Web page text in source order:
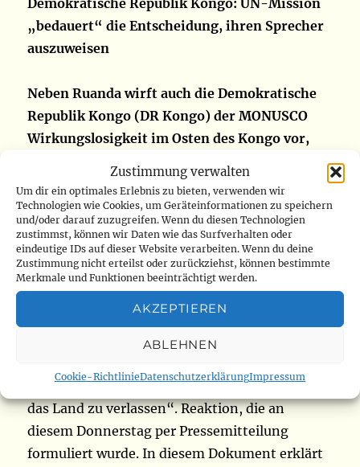
Zustimmung verwalten
Um dir ein optimales Erlebnis zu bieten, verwenden wir
Technologien wie Cookies, um Geräteinformationen zu speichern
und/oder darauf zuzugreifen. Wenn du diesen Technologien
zustimmst, können wir Daten wie das Surfverhalten oder
eindeutige IDs auf dieser Website verarbeiten. Wenn du deine
Zustimmung nicht erteilst oder zurückziehst, können bestimmte
Merkmale und Funktionen beeinträchtigt werden.
AKZEPTIEREN
ABLEHNEN
Cookie-RichtlinieDatenschutzerklärungImpressum
Demokratische Republik Kongo: UN-Mission
„bedauert“ die Entscheidung, ihren Sprecher
auszuweisen
Neben Ruanda wirft auch die Demokratische
Republik Kongo (DR Kongo) der MONUSCO
Wirkungslosigkeit im Osten des Kongo vor,
Spannungen, die mit der Bekanntgabe der
Entscheidung zur Ausweisung des Sprechers
der UN-Mission gipfelten. Die Vereinten
Nationen drückten an diesem Donnerstag, den
4. August, ihr „Bedauern“ über diese
Entscheidung aus.
Die UN „nimmt die Entscheidung der
einen Mitarbeiter ihres Personals aufzufordern,
das Land zu verlassen“. Reaktion, die an
diesem Donnerstag per Pressemitteilung
formuliert wurde. In diesem Dokument erklärt